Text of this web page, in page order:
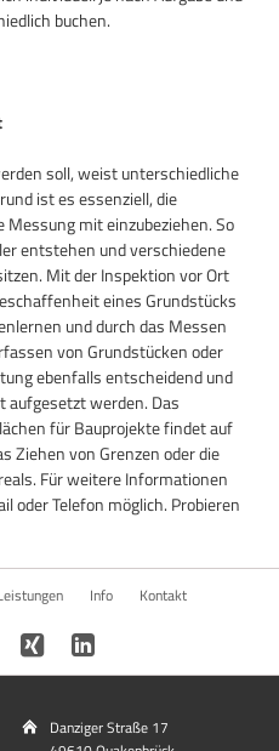
buchen.
soll, weist unterschiedliche
ist es essenziell, die
mit einzubeziehen. So
entstehen und verschiedene
Mit der Inspektion vor Ort
eines Grundstücks
und durch das Messen
von Grundstücken oder
ebenfalls entscheidend und
aufgesetzt werden. Das
für Bauprojekte findet auf
Ziehen von Grenzen oder die
Für weitere Informationen
oder Telefon möglich. Probieren
Info Kontakt
Danziger Straße 17